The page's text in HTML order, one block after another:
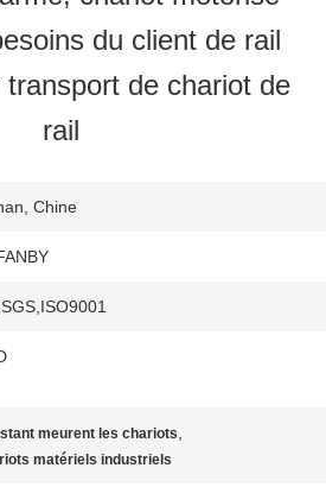
du client de rail
de chariot de
rail
Chine
meurent les chariots,
matériels industriels